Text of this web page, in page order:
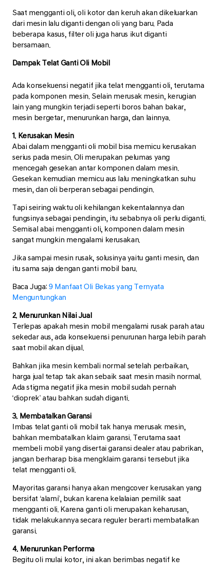
Saat mengganti oli, oli kotor dan keruh akan dikeluarkan
dari mesin lalu diganti dengan oli yang baru. Pada
beberapa kasus, filter oli juga harus ikut diganti
bersamaan.
Dampak Telat Ganti Oli Mobil
Ada konsekuensi negatif jika telat mengganti oli, terutama
pada komponen mesin. Selain merusak mesin, kerugian
lain yang mungkin terjadi seperti boros bahan bakar,
mesin bergetar, menurunkan harga, dan lainnya.
1. Kerusakan Mesin
Abai dalam mengganti oli mobil bisa memicu kerusakan
serius pada mesin. Oli merupakan pelumas yang
mencegah gesekan antar komponen dalam mesin.
Gesekan kemudian memicu aus lalu meningkatkan suhu
mesin, dan oli berperan sebagai pendingin.
Tapi seiring waktu oli kehilangan kekentalannya dan
fungsinya sebagai pendingin, itu sebabnya oli perlu diganti.
Semisal abai mengganti oli, komponen dalam mesin
sangat mungkin mengalami kerusakan.
Jika sampai mesin rusak, solusinya yaitu ganti mesin, dan
itu sama saja dengan ganti mobil baru.
Baca Juga: 9 Manfaat Oli Bekas yang Ternyata
Menguntungkan
2. Menurunkan Nilai Jual
Terlepas apakah mesin mobil mengalami rusak parah atau
sekedar aus, ada konsekuensi penurunan harga lebih parah
saat mobil akan dijual.
Bahkan jika mesin kembali normal setelah perbaikan,
harga jual tetap tak akan sebaik saat mesin masih normal.
Ada stigma negatif jika mesin mobil sudah pernah
‘dioprek’ atau bahkan sudah diganti.
3. Membatalkan Garansi
Imbas telat ganti oli mobil tak hanya merusak mesin,
bahkan membatalkan klaim garansi. Terutama saat
membeli mobil yang disertai garansi dealer atau pabrikan,
jangan berharap bisa mengklaim garansi tersebut jika
telat mengganti oli.
Mayoritas garansi hanya akan mengcover kerusakan yang
bersifat ‘alami’, bukan karena kelalaian pemilik saat
mengganti oli. Karena ganti oli merupakan keharusan,
tidak melakukannya secara reguler berarti membatalkan
garansi.
4. Menurunkan Performa
Begitu oli mulai kotor, ini akan berimbas negatif ke